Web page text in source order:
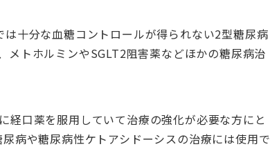
十分な血糖コントロールが得られない2型糖尿病
メトホルミンやSGLT2阻害薬などほかの糖尿病治
経口薬を服用していて治療の強化が必要な方にと
病や糖尿病性ケトアシドーシスの治療には使用で